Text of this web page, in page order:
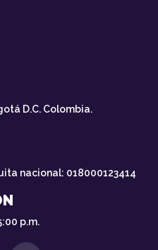
D.C. Colombia.
nacional: 018000123414
p.m.